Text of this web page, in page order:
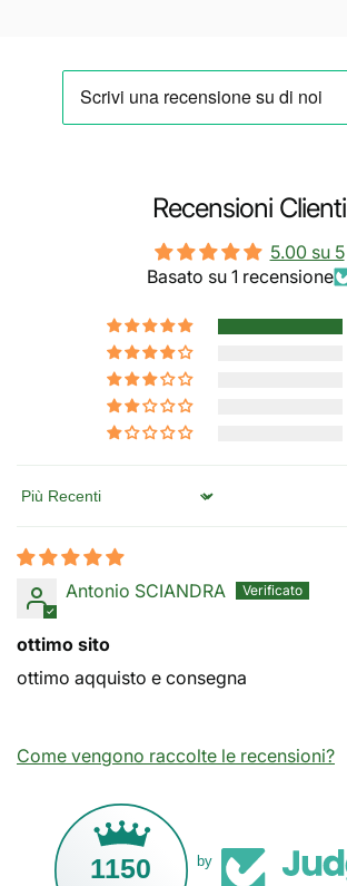
Recensioni Clienti
5.00 su 5
Basato su 1 recensione
Sort by
Antonio SCIANDRA
ottimo sito
ottimo aqquisto e consegna
Come vengono raccolte le recensioni?
1150 by